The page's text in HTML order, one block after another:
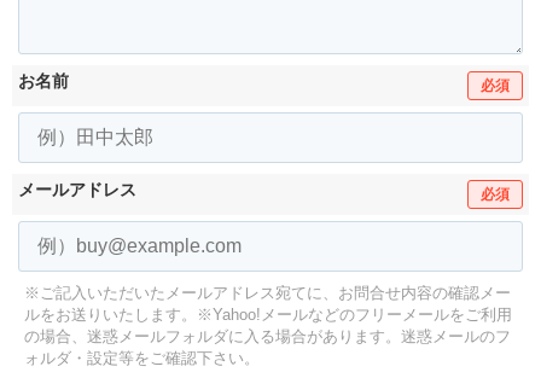
お名前 必須
メールアドレス 必須
※ご記入いただいたメールアドレス宛てに、お問合せ内容の確認メー
ルをお送りいたします。
※Yahoo!メールなどのフリーメールをご利用
の場合、迷惑メールフォルダに入る場合があります。 迷惑メールのフ
ォルダ・設定等をご確認下さい。